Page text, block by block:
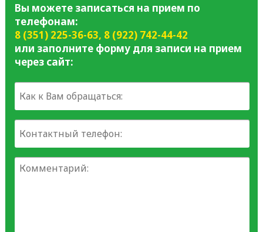
Вы можете записаться на прием по
телефонам:
8 (351) 225-36-63, 8 (922) 742-44-42
или заполните форму для записи на прием
через сайт: